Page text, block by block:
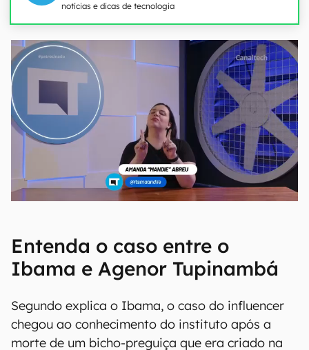
notícias e dicas de tecnologia
Entenda o caso entre o
Ibama e Agenor Tupinambá
Segundo explica o Ibama, o caso do influencer
chegou ao conhecimento do instituto após a
morte de um bicho-preguiça que era criado na